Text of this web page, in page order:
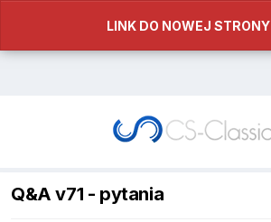
LINK DO NOWEJ STRONY
Q&A v71 - pytania